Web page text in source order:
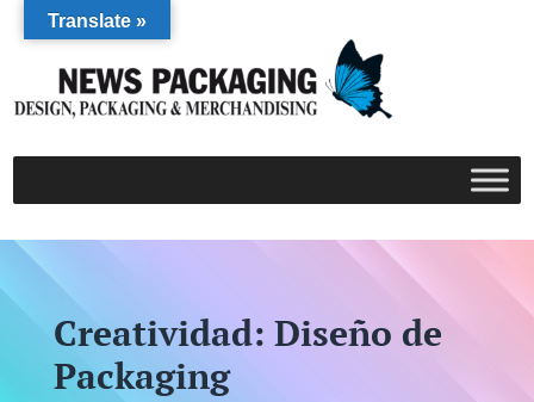
Creatividad: Diseño de
Packaging
Translate »